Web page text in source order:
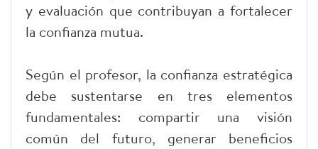
y evaluación que contribuyan a fortalecer
la confianza mutua.
Según el profesor, la confianza estratégica
debe sustentarse en tres elementos
fundamentales: compartir una visión
común del futuro, generar beneficios